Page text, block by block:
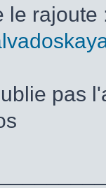
le rajoute
pas